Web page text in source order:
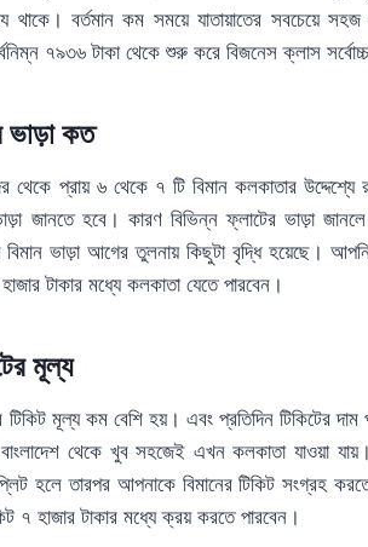
থাকে। বর্তমান কম সময়ে যাতায়াতের সবচেয়ে
৭৯৩৬ টাকা থেকে শুরু করে বিজনেস ক্লাস
ভাড়া কত
থেকে প্রায় ৬ থেকে ৭ টি বিমান কলকাতার
জানতে হবে। কারণ বিভিন্ন ফ্লাটের ভাড়া
ভাড়া আগের তুলনায় কিছুটা বৃদ্ধি হয়েছে।
টাকার মধ্যে কলকাতা যেতে পারবেন।
মূল্য
টিকিট মূল্য কম বেশি হয়। এবং প্রতিদিন টিকিটের
বাংলাদেশ থেকে খুব সহজেই এখন কলকাতা যাওয়া
হলে তারপর আপনাকে বিমানের টিকিট সংগ্রহ
৭ হাজার টাকার মধ্যে ক্রয় করতে পারবেন।